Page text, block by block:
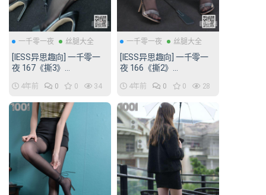
一千零一夜 丝腿大全
[IESS异思趣向] 一千零一
夜 167《撕3》
4年前 0 0 34
一千零一夜 丝腿大全
[IESS异思趣向] 一千零一
夜 166《撕2》
4年前 0 0 28